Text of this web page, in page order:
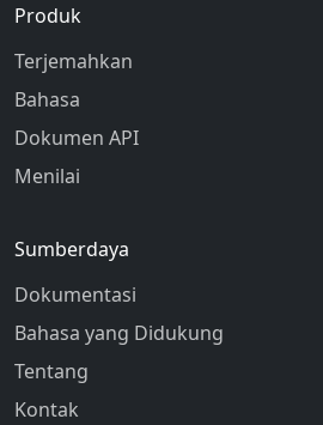
Produk
Terjemahkan
Bahasa
Dokumen API
Menilai
Sumberdaya
Dokumentasi
Bahasa yang Didukung
Tentang
Kontak